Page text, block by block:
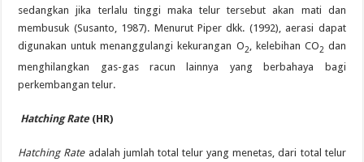
sedangkan jika terlalu tinggi maka telur tersebut akan mati dan
membusuk (Susanto, 1987). Menurut Piper dkk. (1992), aerasi dapat
digunakan untuk menanggulangi kekurangan O2 , kelebihan CO2 dan
menghilangkan gas-gas racun lainnya yang berbahaya bagi
perkembangan telur.
Hatching Rate (HR)
Hatching Rateadalah jumlah total telur yang menetas, dari total telur